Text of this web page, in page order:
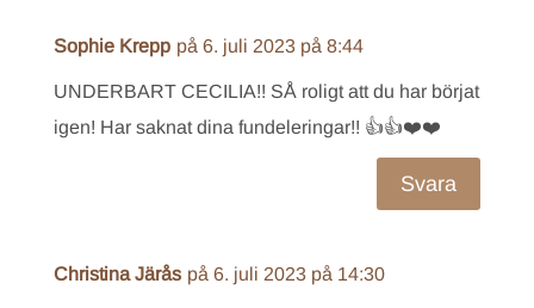
Sophie Krepp på 6. juli 2023 på 8:44
UNDERBART CECILIA!! SÅ roligt att du har börjat
igen! Har saknat dina fundeleringar!! 👍👍❤️❤️
Svara
Christina Järås på 6. juli 2023 på 14:30